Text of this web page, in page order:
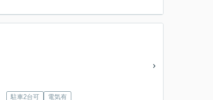
駐車2台可 電気有